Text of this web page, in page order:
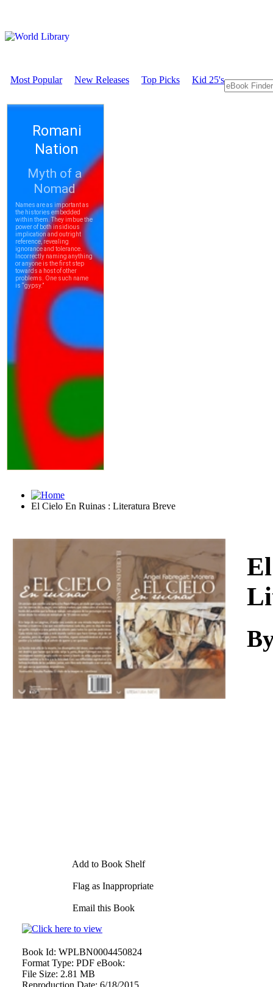
Most Popular New Releases Top Picks Kid 25's
El Cielo En Ruinas : Literatura Breve
Add to Book Shelf
Flag as Inappropriate
Email this Book
Book Id: WPLBN0004450824
Format Type: PDF eBook:
File Size: 2.81 MB
Reproduction Date: 6/18/2015